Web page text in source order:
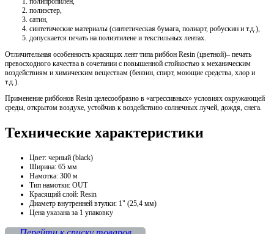
полиэстер,
сатин,
синтетические материалы (синтетическая бумага, полиарт, робускин и т.д.),
допускается печать на полиэтилене и текстильных лентах.
Отличительная особенность красящих лент типа риббон Resin (цветной)– печать
превосходного качества в сочетании с повышенной стойкостью к механическим
воздействиям и химическим веществам (бензин, спирт, моющие средства, хлор и
т.д.).
Применение риббонов Resin целесообразно в «агрессивных» условиях окружающей
среды, открытом воздухе, устойчив к воздействию солнечных лучей, дождя, снега.
Технические характеристики
Цвет: черный (black)
Ширина: 65 мм
Намотка: 300 м
Тип намотки: OUT
Красящий слой: Resin
Диаметр внутренней втулки: 1" (25,4 мм)
Цена указана за 1 упаковку